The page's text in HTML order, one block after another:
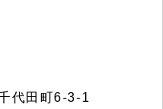
代田町6-3-1